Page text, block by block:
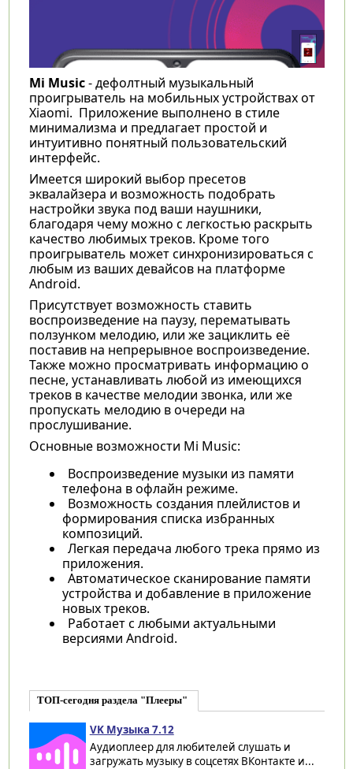
Mi Music- дефолтный музыкальный
проигрыватель на мобильных устройствах от
Xiaomi. Приложение выполнено в стиле
минимализма и предлагает простой и
интуитивно понятный пользовательский
интерфейс.
Имеется широкий выбор пресетов
эквалайзера и возможность подобрать
настройки звука под ваши наушники,
благодаря чему можно с легкостью раскрыть
качество любимых треков. Кроме того
проигрыватель может синхронизироваться с
любым из ваших девайсов на платформе
Android.
Присутствует возможность ставить
воспроизведение на паузу, перематывать
ползунком мелодию, или же зациклить её
поставив на непрерывное воспроизведение.
Также можно просматривать информацию о
песне, устанавливать любой из имеющихся
треков в качестве мелодии звонка, или же
пропускать мелодию в очереди на
прослушивание.
Основные возможности Mi Music:
Воспроизведение музыки из памяти
телефона в офлайн режиме.
Возможность создания плейлистов и
формирования списка избранных
композиций.
Легкая передача любого трека прямо из
приложения.
Автоматическое сканирование памяти
устройства и добавление в приложение
новых треков.
Работает с любыми актуальными
версиями Android.
ТОП-сегодня раздела "Плееры"
VK Музыка 7.12
Аудиоплеер для любителей слушать и
загружать музыку в соцсетях ВКонтакте и...